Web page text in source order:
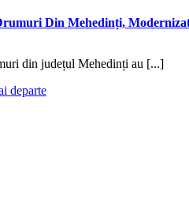
Din Mehedinți,
din județul Mehedinți au [...]
departe